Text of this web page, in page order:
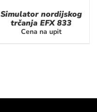
Simulator nordijskog
trčanja EFX 833
Cena na upit